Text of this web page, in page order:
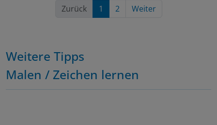
Zurück 1 2 Weiter
Weitere Tipps
Malen / Zeichen lernen